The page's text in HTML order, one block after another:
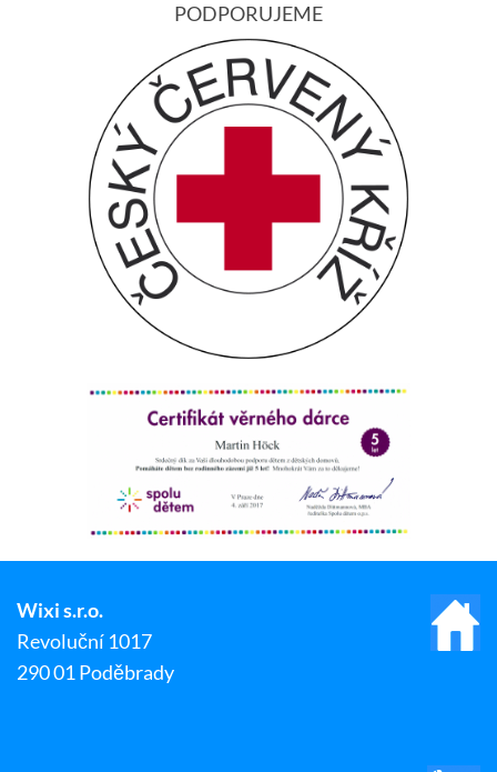
PODPORUJEME
Wixi s.r.o.
Revoluční 1017
290 01 Poděbrady